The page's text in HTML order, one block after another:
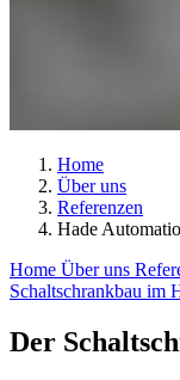
Home
Über uns
Referenzen
Hade
Home Über uns
Schaltschrankbau im
Der